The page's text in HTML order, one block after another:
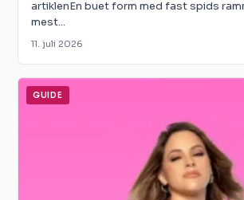
artiklenEn buet form med fast spids
mest...
11. juli 2026
GUIDE